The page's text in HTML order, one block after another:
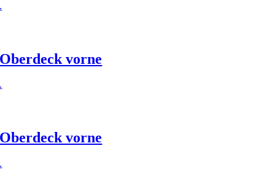
.
Oberdeck vorne
.
Oberdeck vorne
.